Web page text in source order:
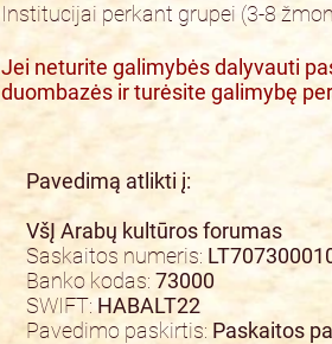
Institucijai perkant grupei (3-8
Jei neturite galimybės dalyvauti
duombazės ir turėsite galimybę
Pavedimą atlikti į:
VšĮ Arabų kultūros forumas
Saskaitos numeris:
Banko kodas: 73000
SWIFT: HABALT22
Pavedimo paskirtis: Paskaitos